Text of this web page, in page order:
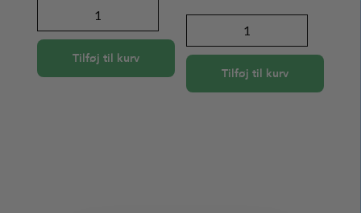
Termokande,
te
liter)
Tilføj til kurv
Termokande,
kaffe
liter)
Tilføj til kurv